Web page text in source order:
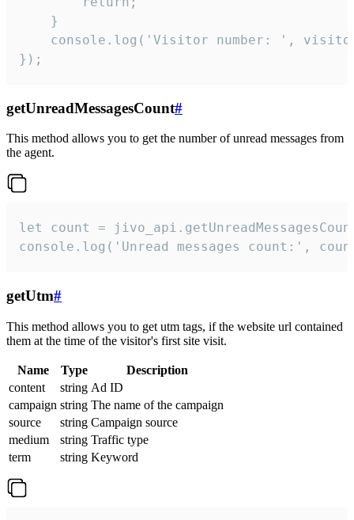
    }
console.log('Visitor number: ',
});
getUnreadMessagesCount#
This method allows you to get the number of unread messages from
the agent.
let count =
console.log('Unread messages count:',
getUtm#
This method allows you to get utm tags, if the website url contained
them at the time of the visitor's first site visit.
Name Type
Description
content
string Ad ID
campaign string The name of the campaign
source
string Campaign source
medium
string Traffic type
term
string Keyword